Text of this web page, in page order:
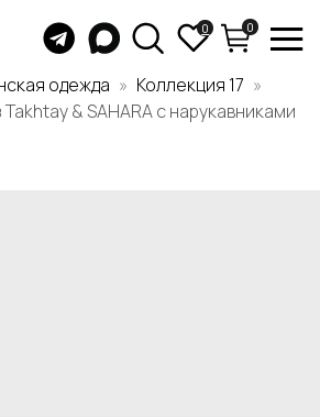
одежда
Коллекция 17
& SAHARA с нарукавниками